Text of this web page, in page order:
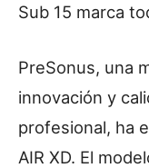
Sub 15 marca
PreSonus, una
innovación y
profesional, ha
AIR XD. El